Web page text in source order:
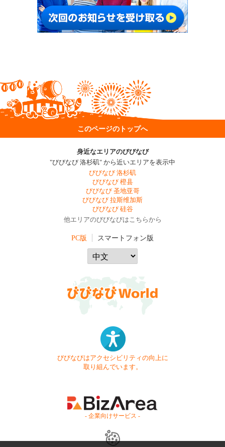
このページのトップへ
身近なエリアのびびなび
"びびなび 洛杉矶" から近いエリアを表示中
びびなび 洛杉矶
びびなび 橙县
びびなび 圣地亚哥
びびなび 拉斯维加斯
びびなび 硅谷
他エリアのびびなびはこちらから
PC版 スマートフォン版
びびなびはアクセシビリティの向上に
取り組んでいます。
- 企業向けサービス -